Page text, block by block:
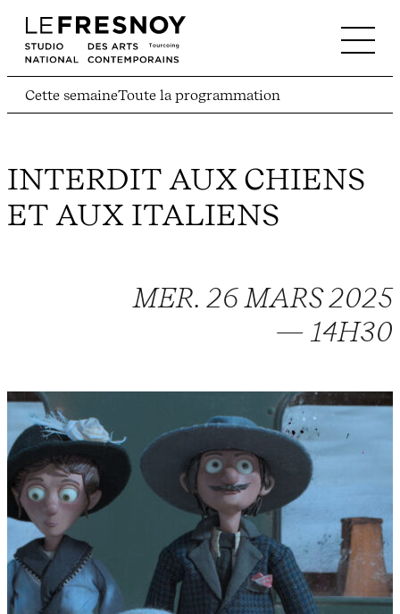
Cette semaineToute la programmation
INTERDIT AUX CHIENS
ET AUX ITALIENS
MER. 26 MARS 2025
— 14H30